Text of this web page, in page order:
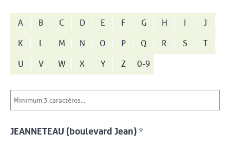
A B C D E F G H I
J
K
L M N O P Q R S
T
U
V W X Y Z 0-9
JEANNETEAU (boulevard Jean) *